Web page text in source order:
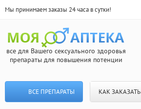
Мы принимаем заказы 24 часа в сутки!
все для Вашего сексуального здоровья
препараты для повышения потенции
ВСЕ ПРЕПАРАТЫ КАК ЗАКАЗАТЬ